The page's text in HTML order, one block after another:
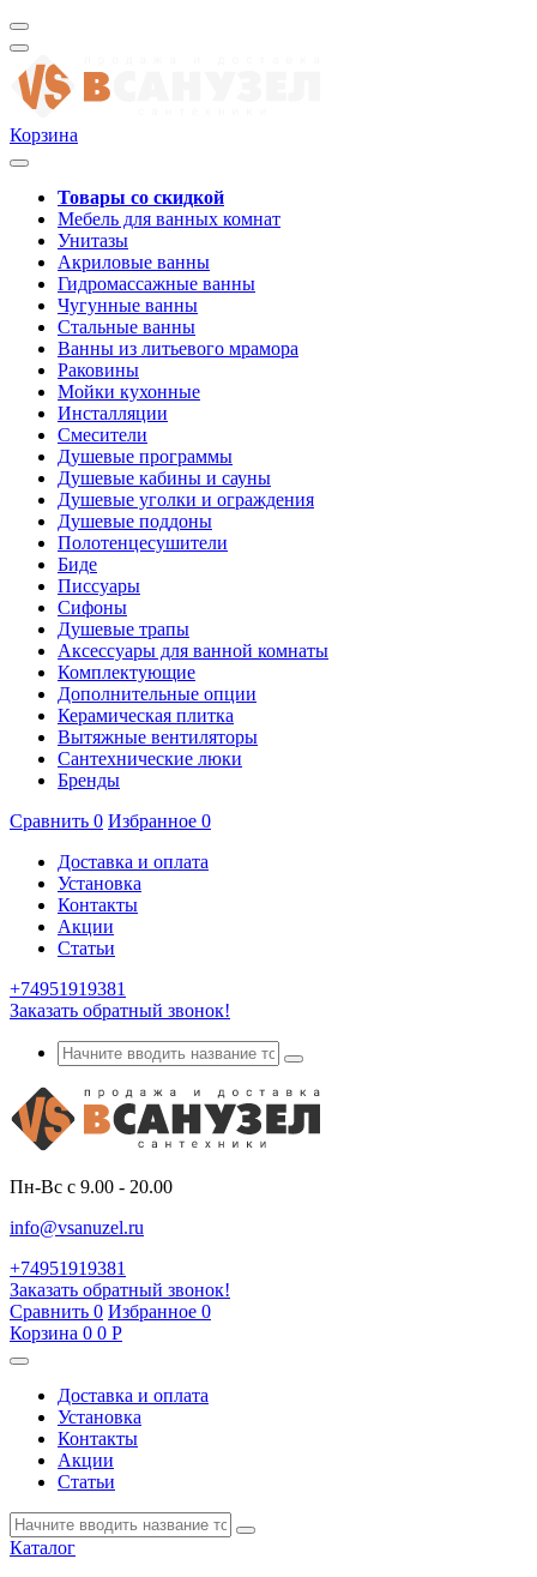
Корзина
Товары со скидкой
Мебель для ванных комнат
Унитазы
Акриловые ванны
Гидромассажные ванны
Чугунные ванны
Стальные ванны
Ванны из литьевого мрамора
Раковины
Мойки кухонные
Инсталляции
Смесители
Душевые программы
Душевые кабины и сауны
Душевые уголки и ограждения
Душевые поддоны
Полотенцесушители
Биде
Писсуары
Сифоны
Душевые трапы
Аксессуары для ванной комнаты
Комплектующие
Дополнительные опции
Керамическая плитка
Вытяжные вентиляторы
Сантехнические люки
Бренды
Сравнить 0 Избранное 0
Доставка и оплата
Установка
Контакты
Акции
Статьи
+74951919381
Заказать обратный звонок!
Пн-Вс с 9.00 - 20.00
info@vsanuzel.ru
+74951919381
Заказать обратный звонок!
Сравнить 0 Избранное 0
Корзина 0 0 Р
Доставка и оплата
Установка
Контакты
Акции
Статьи
Каталог